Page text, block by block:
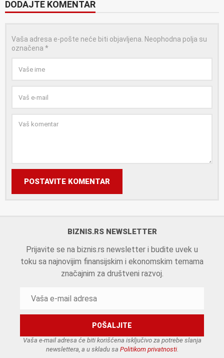
DODAJTE KOMENTAR
Vaša adresa e-pošte neće biti objavljena. Neophodna polja su
označena *
POSTAVITE KOMENTAR
BIZNIS.RS NEWSLETTER
Prijavite se na biznis.rs newsletter i budite uvek u
toku sa najnovijim finansijskim i ekonomskim temama
značajnim za društveni razvoj.
Vaša e-mail adresa će biti korišćena isključivo za potrebe slanja
newslettera, a u skladu sa Politikom privatnosti.